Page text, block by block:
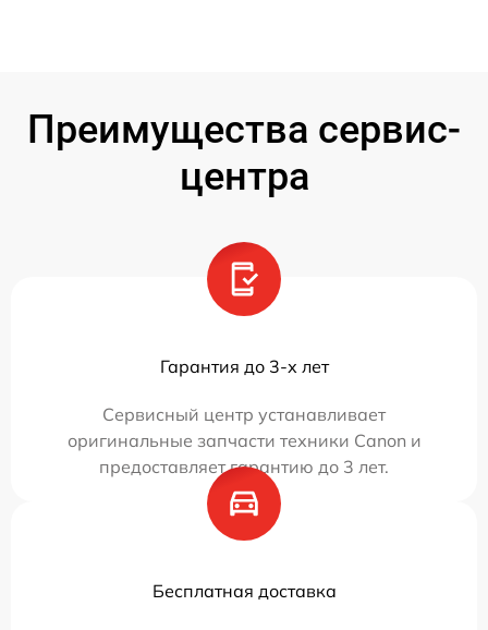
Преимущества сервис-
центра
Гарантия до 3-х лет
Сервисный центр устанавливает
оригинальные запчасти техники Canon и
предоставляет гарантию до 3 лет.
Бесплатная доставка